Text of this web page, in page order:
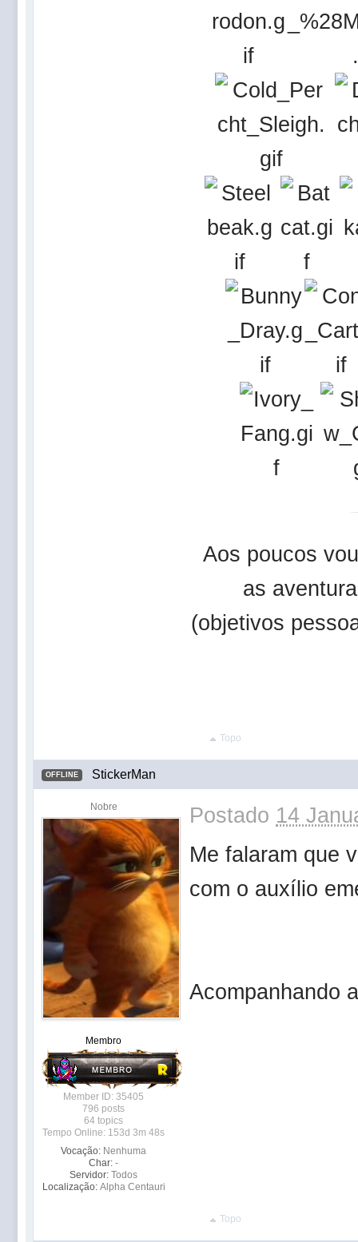
Aos poucos
as
(objetivos
Topo
OFFLINE StickerMan
Nobre
Membro
Member ID: 35405
796 posts
64 topics
Tempo Online: 153d 3m 48s
Vocação: Nenhuma
Char: -
Servidor: Todos
Localização: Alpha Centauri
Postado 14
Me falaram que
com o auxílio
Acompanhando
Topo